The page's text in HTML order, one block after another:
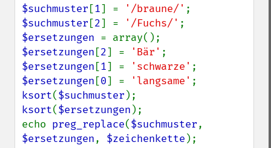
$suchmuster [1] = '/braune/'
$suchmuster [2] = '/Fuchs/'
$ersetzungen
$ersetzungen [2] = 'Bär'
$ersetzungen [1] = 'schwarze'
$ersetzungen [0] = 'langsame'
ksort($suchmuster
ksort($ersetzungen );
echo preg_replace($suchmuster
$ersetzungen, $zeichenkette